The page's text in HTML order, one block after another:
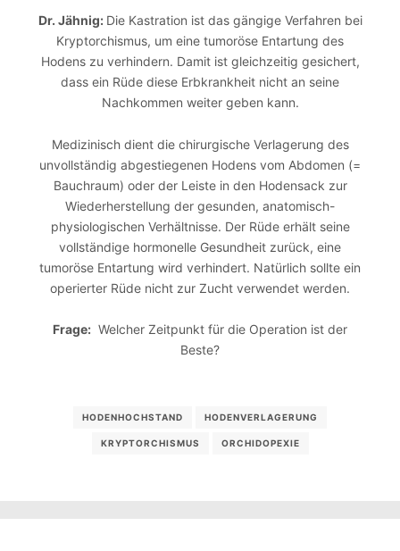
Dr. Jähnig: Die Kastration ist das gängige Verfahren bei
Kryptorchismus, um eine tumoröse Entartung des
Hodens zu verhindern. Damit ist gleichzeitig gesichert,
dass ein Rüde diese Erbkrankheit nicht an seine
Nachkommen weiter geben kann.
Medizinisch dient die chirurgische Verlagerung des
unvollständig abgestiegenen Hodens vom Abdomen (=
Bauchraum) oder der Leiste in den Hodensack zur
Wiederherstellung der gesunden, anatomisch-
physiologischen Verhältnisse. Der Rüde erhält seine
vollständige hormonelle Gesundheit zurück, eine
tumoröse Entartung wird verhindert. Natürlich sollte ein
operierter Rüde nicht zur Zucht verwendet werden.
Frage: Welcher Zeitpunkt für die Operation ist der
Beste?
HODENHOCHSTAND HODENVERLAGERUNG
KRYPTORCHISMUS ORCHIDOPEXIE